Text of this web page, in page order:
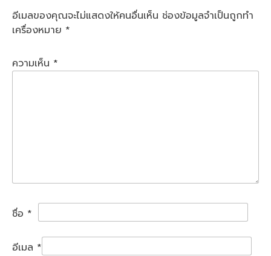
อีเมลของคุณจะไม่แสดงให้คนอื่นเห็น ช่องข้อมูลจำเป็นถูกทำ
เครื่องหมาย *
ความเห็น *
ชื่อ *
อีเมล *